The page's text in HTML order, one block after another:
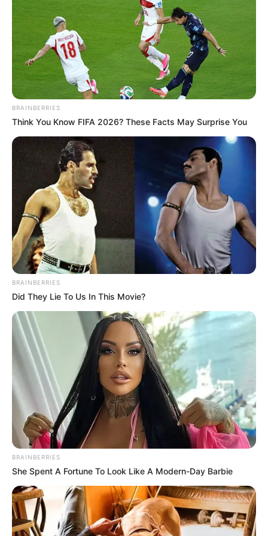
Kövér László házelnök 2021 nyarán „fegyelmi
vétségek” miatt négyhavi tiszteletdíjának
megfelelő összeggel (több mint 9,6 millió forinttal)
csökkentette a párbeszédes Szabó Tímea
képviselői fizetését, mert a június 15-i ülésen a
napirend előtti felszólalására reagáló
Dömötör Csaba parlamenti államtitkár
hozzászólása közben felment a szónoki
emelvényre, és lelógatott egy molinót, amin vörös
BRAINBERRIES
Think You Know FIFA 2026? These Facts May Surprise You
BRAINBERRIES
Did They Lie To Us In This Movie?
BRAINBERRIES
She Spent A Fortune To Look Like A Modern-Day Barbie